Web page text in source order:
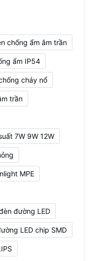
chống ẩm âm trần
ẩm IP54
cháy nổ
trần
7W 9W 12W
MPE
đường LED
LED chip SMD